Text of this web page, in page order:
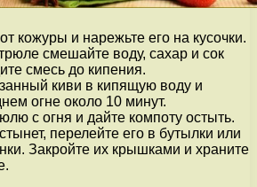
кожуры и нарежьте его на кусочки.
смешайте воду, сахар и сок
смесь до кипения.
киви в кипящую воду и
огне около 10 минут.
с огня и дайте компоту остыть.
перелейте его в бутылки или
Закройте их крышками и храните